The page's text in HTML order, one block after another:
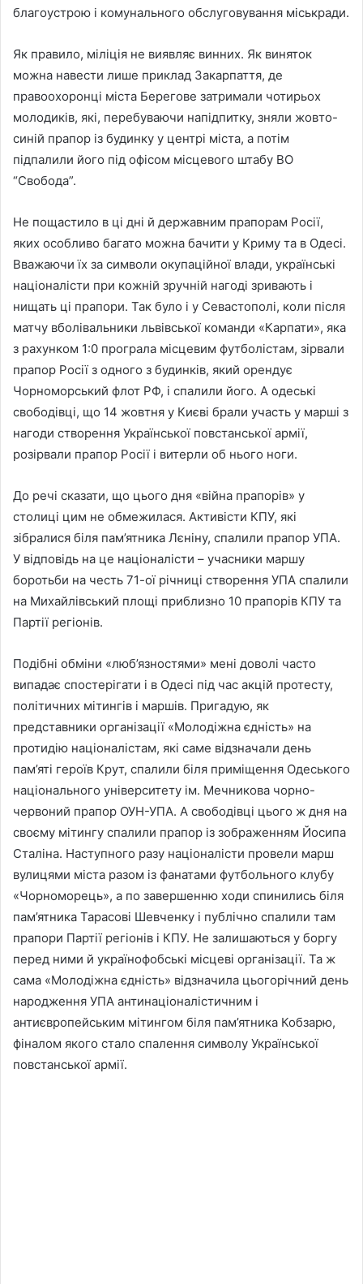
благоустрою і комунального обслуговування міськради.
Як правило, міліція не виявляє винних. Як виняток
можна навести лише приклад Закарпаття, де
правоохоронці міста Берегове затримали чотирьох
молодиків, які, перебуваючи напідпитку, зняли жовто-
синій прапор із будинку у центрі міста, а потім
підпалили його під офісом місцевого штабу ВО
“Свобода”.
Не пощастило в ці дні й державним прапорам Росії,
яких особливо багато можна бачити у Криму та в Одесі.
Вважаючи їх за символи окупаційної влади, українські
націоналісти при кожній зручній нагоді зривають і
нищать ці прапори. Так було і у Севастополі, коли після
матчу вболівальники львівської команди «Карпати», яка
з рахунком 1:0 програла місцевим футболістам, зірвали
прапор Росії з одного з будинків, який орендує
Чорноморський флот РФ, і спалили його. А одеські
свободівці, що 14 жовтня у Києві брали участь у марші з
нагоди створення Української повстанської армії,
розірвали прапор Росії і витерли об нього ноги.
До речі сказати, що цього дня «війна прапорів» у
столиці цим не обмежилася. Активісти КПУ, які
зібралися біля пам’ятника Лєніну, спалили прапор УПА.
У відповідь на це націоналісти – учасники маршу
боротьби на честь 71-ої річниці створення УПА спалили
на Михайлівський площі приблизно 10 прапорів КПУ та
Партії регіонів.
Подібні обміни «люб’язностями» мені доволі часто
випадає спостерігати і в Одесі під час акцій протесту,
політичних мітингів і маршів. Пригадую, як
представники організації «Молодіжна єдність» на
протидію націоналістам, які саме відзначали день
пам’яті героїв Крут, спалили біля приміщення Одеського
національного університету ім. Мечникова чорно-
червоний прапор ОУН-УПА. А свободівці цього ж дня на
своєму мітингу спалили прапор із зображенням Йосипа
Сталіна. Наступного разу націоналісти провели марш
вулицями міста разом із фанатами футбольного клубу
«Чорноморець», а по завершенню ходи спинились біля
пам’ятника Тарасові Шевченку і публічно спалили там
прапори Партії регіонів і КПУ. Не залишаються у боргу
перед ними й українофобські місцеві організації. Та ж
сама «Молодіжна єдність» відзначила цьогорічний день
народження УПА антинаціоналістичним і
антиєвропейським мітингом біля пам’ятника Кобзарю,
фіналом якого стало спалення символу Української
повстанської армії.